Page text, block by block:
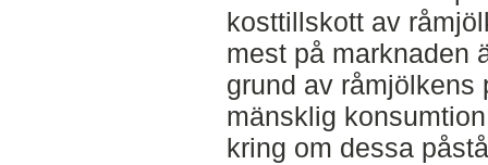
kosttillskott av
mest på marknaden
grund av råmjölkens
mänsklig
kring om dessa